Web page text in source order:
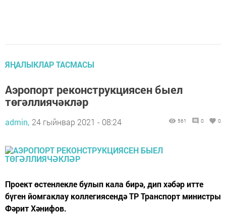
ЯҢАЛЫКЛАР ТАСМАСЫ
Аэропорт реконструкциясен быел
төгәллиячәкләр
admin, 24 гыйнвар 2021 - 08:24 561 0 0
Проект өстенлекле булып кала бирә, дип хәбәр итте
бүген йомгаклау коллегиясендә ТР Транспорт министры
Фәрит Хәнифов.